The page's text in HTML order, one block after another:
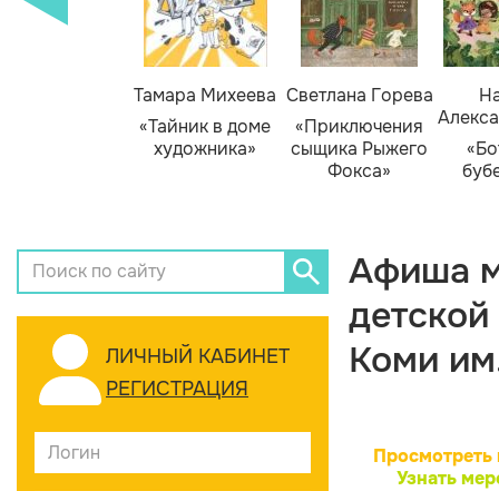
Тамара Михеева
«Тайник в доме
художника»
Светлана Горева
«Приключения
сыщика Рыжего
Фокса»
ЛИЧНЫЙ КАБИНЕТ
РЕГИСТРАЦИЯ
Афиша
Коми
Просмотреть
Узнать